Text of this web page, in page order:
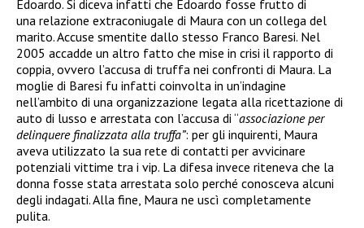
Edoardo. Si diceva infatti che Edoardo fosse frutto di
una relazione extraconiugale di Maura con un collega del
marito. Accuse smentite dallo stesso Franco Baresi. Nel
2005 accadde un altro fatto che mise in crisi il rapporto di
coppia, ovvero l’accusa di truffa nei confronti di Maura. La
moglie di Baresi fu infatti coinvolta in un’indagine
nell’ambito di una organizzazione legata alla ricettazione di
auto di lusso e arrestata con l’accusa di “associazione per
delinquere finalizzata alla truffa”: per gli inquirenti, Maura
aveva utilizzato la sua rete di contatti per avvicinare
potenziali vittime tra i vip. La difesa invece riteneva che la
donna fosse stata arrestata solo perché conosceva alcuni
degli indagati. Alla fine, Maura ne uscì completamente
pulita.